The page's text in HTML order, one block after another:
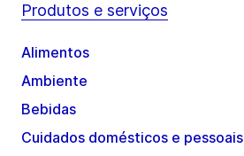
Produtos e serviços
Alimentos
Ambiente
Bebidas
Cuidados domésticos e pessoais